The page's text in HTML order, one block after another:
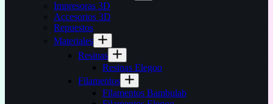
Impresoras 3D
Accesorios 3D
Repuestos
Materiales
Resinas
Resinas Elegoo
Filamentos
Filamentos Bambulab